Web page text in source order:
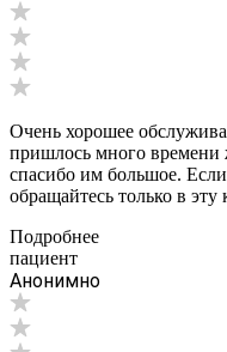
Очень хорошее
пришлось много времени
спасибо им большое.
обращайтесь только в эту
Подробнее
пациент
Анонимно